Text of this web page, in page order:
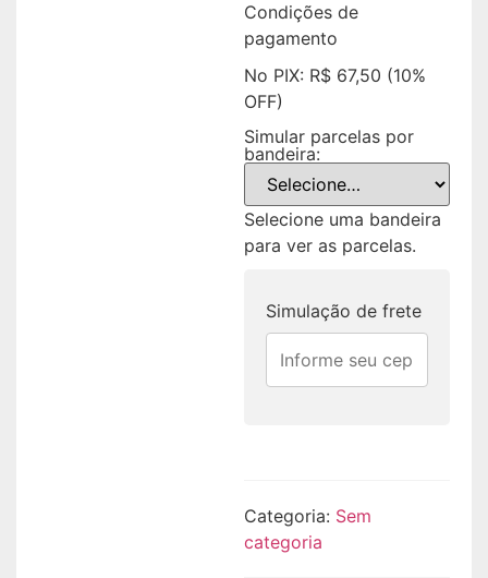
Condições de
pagamento
No PIX: R$ 67,50 (10%
OFF)
Simular parcelas por
bandeira:
Selecione uma bandeira
para ver as parcelas.
Simulação de frete
Categoria: Sem
categoria